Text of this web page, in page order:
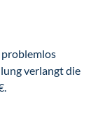
problemlos
verlangt die